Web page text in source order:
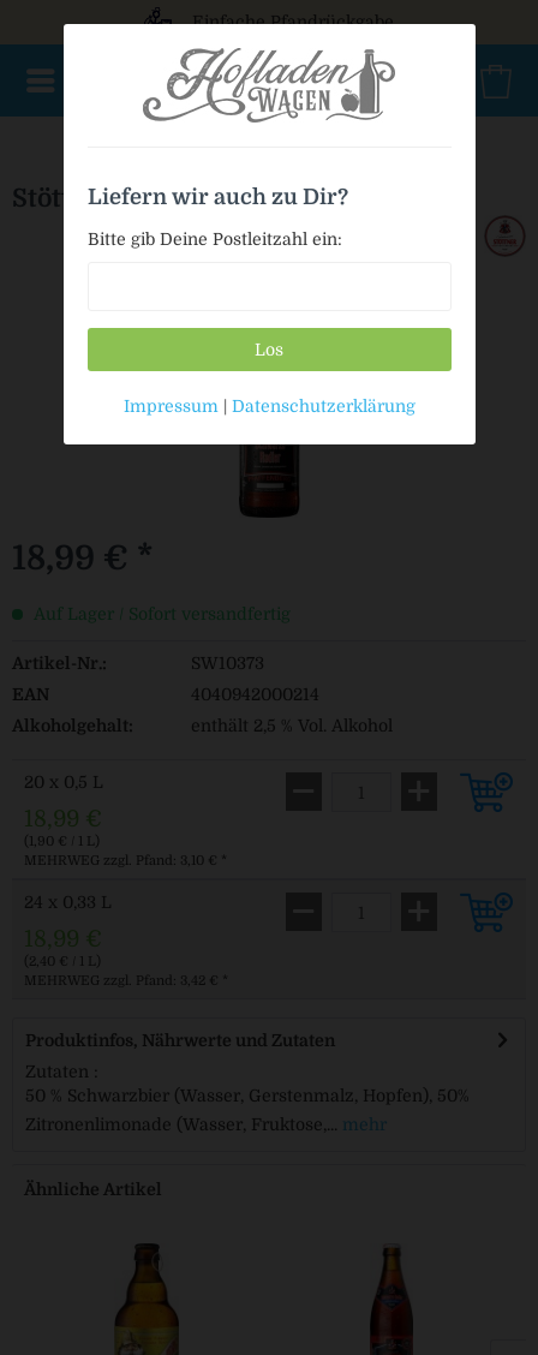
Einfache Pfandrückgabe
Stöttner Schwarze Radler
18,99 € *
Auf Lager / Sofort versandfertig
Artikel-Nr.:
SW10373
EAN
4040942000214
Alkoholgehalt:
enthält 2,5 % Vol. Alkohol
20 x 0,5 L
18,99 €
(1,90 € / 1 L)
MEHRWEG zzgl. Pfand: 3,10 € *
24 x 0,33 L
18,99 €
(2,40 € / 1 L)
MEHRWEG zzgl. Pfand: 3,42 € *
Produktinfos, Nährwerte und Zutaten
Zutaten :
50 % Schwarzbier (Wasser, Gerstenmalz, Hopfen), 50%
Zitronenlimonade (Wasser, Fruktose,...
mehr
Ähnliche Artikel
Liefern wir auch zu Dir?
Bitte gib Deine Postleitzahl ein:
Los
Impressum | Datenschutzerklärung